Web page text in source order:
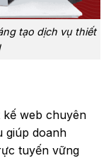
tạo dịch vụ thiết
web chuyên
giúp doanh
tuyến vững